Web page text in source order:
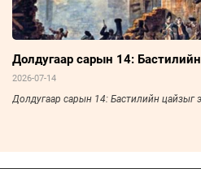
Долдугаар сарын 14:
2026-07-14
Долдугаар сарын 14: Бастилийн цайзыг